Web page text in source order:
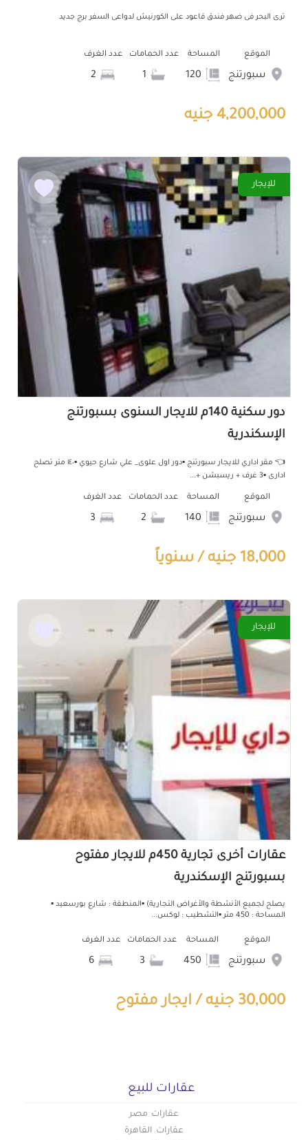
ترى البحر فى ضهر فندق قاعود على الكورنيش لدواعى السفر برج جديد
الموقع
سبورتنج
المساحة عدد الحمامات عدد الغرف
4,200,000 جنيه
للإيجار
دور سكنية 140م للايجار السنوى بسبورتنج
الإسكندرية
👈 مقر اداري للايجار سبورتنج ▪︎دور اول علوى_ علي شارع حيوي ▪︎١٤٠ متر تصلح
ادارى ▪︎3 غرف + ريسبشن +...
الموقع
سبورتنج
المساحة عدد الحمامات عدد الغرف
18,000 جنيه / سنوياً
للإيجار
عقارات أخرى تجارية 450م للايجار مفتوح
بسبورتنج الإسكندرية
يصلح لجميع الأنشطة والأغراض التجارية) ▪المنطقة : شارع بورسعيد ▪
المساحة : 450 متر ‏‎▪التشطيب : لوكس...
الموقع
سبورتنج
المساحة عدد الحمامات عدد الغرف
6
30,000 جنيه / ايجار مفتوح
عقارات للبيع
عقارات مصر
عقارات القاهرة